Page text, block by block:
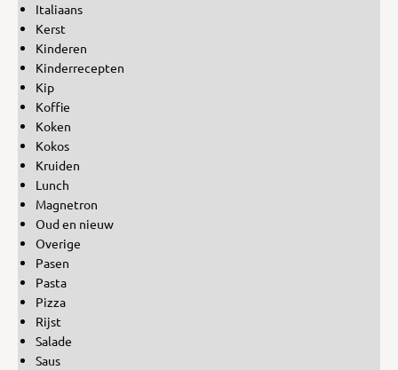
Italiaans
Kerst
Kinderen
Kinderrecepten
Kip
Koffie
Koken
Kokos
Kruiden
Lunch
Magnetron
Oud en nieuw
Overige
Pasen
Pasta
Pizza
Rijst
Salade
Saus